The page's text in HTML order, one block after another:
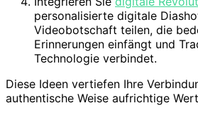
personalisierte digitale
Videobotschaft teilen, die
Erinnerungen einfängt und
Technologie verbindet.
Diese Ideen vertiefen Ihre
authentische Weise aufrichtige